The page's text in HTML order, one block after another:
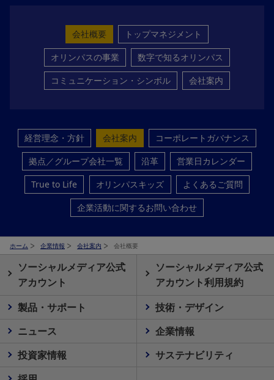
会社概要
トップマネジメント
オリンパスの事業
数字で知るオリンパス
コミュニケーション・シンボル
会社案内
経営理念・方針 会社案内
コーポレートガバナンス
拠点／グループ会社一覧
沿革
営業日カレンダー
True to Life
オリンパスキッズ
よくあるご質問
企業活動に関するお問い合わせ
ホーム 企業情報 会社案内 会社概要
ソーシャルメディア公式
アカウント
ソーシャルメディア公式
アカウント利用規約
製品・サポート
技術・デザイン
ニュース
企業情報
投資家情報
サステナビリティ